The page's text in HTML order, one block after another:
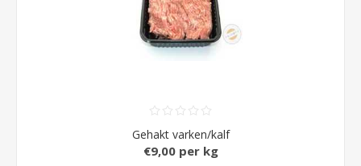
Gehakt varken/kalf
€9,00 per kg